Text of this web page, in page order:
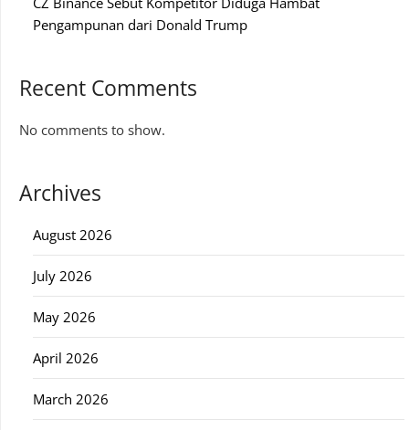
Pengampunan dari Donald Trump
Recent Comments
No comments to show.
Archives
August 2026
July 2026
May 2026
April 2026
March 2026